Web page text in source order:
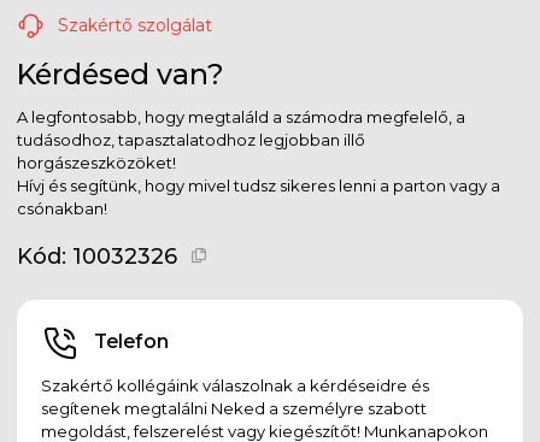
Szakértő szolgálat
Kérdésed van?
A legfontosabb, hogy megtaláld a számodra megfelelő, a
tudásodhoz, tapasztalatodhoz legjobban illő
horgászeszközöket!
Hívj és segítünk, hogy mivel tudsz sikeres lenni a parton vagy a
csónakban!
Kód: 10032326
Telefon
Szakértő kollégáink válaszolnak a kérdéseidre és
segítenek megtalálni Neked a személyre szabott
megoldást, felszerelést vagy kiegészítőt! Munkanapokon